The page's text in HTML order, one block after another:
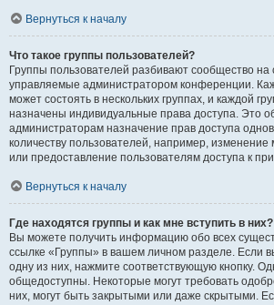
Вернуться к началу
Что такое группы пользователей?
Группы пользователей разбивают сообщество на
управляемые администратором конференции.
может состоять в нескольких группах, и каждой
назначены индивидуальные права доступа. Это
администраторам назначение прав доступа
количеству пользователей, например, изменение
или предоставление пользователям доступа к
Вернуться к началу
Где находятся группы и как мне вступить в них?
Вы можете получить информацию обо всех
ссылке «Группы» в вашем личном разделе. Если
одну из них, нажмите соответствующую кнопку.
общедоступны. Некоторые могут требовать
них, могут быть закрытыми или даже скрытыми.